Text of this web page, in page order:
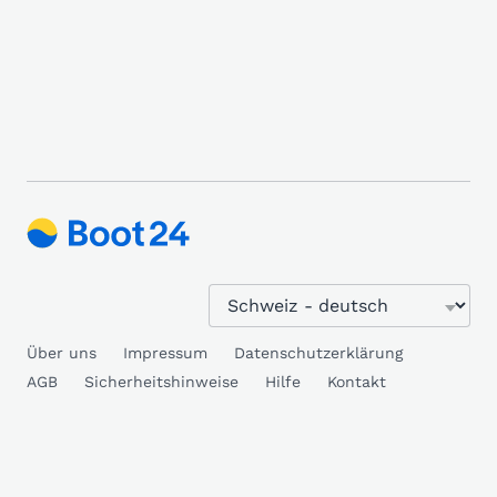
Über uns Impressum
Datenschutzerklärung
AGB
Sicherheitshinweise Hilfe Kontakt